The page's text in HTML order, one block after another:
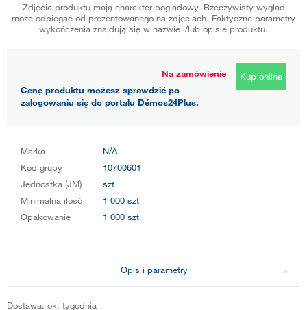
Zdjęcia produktu mają charakter poglądowy. Rzeczywisty wygląd
może odbiegać od prezentowanego na zdjęciach. Faktyczne parametry
wykończenia znajdują się w nazwie i/lub opisie produktu.
Na zamówienie
Cenę produktu możesz sprawdzić po
zalogowaniu się do portalu Démos24Plus.
Kup online
Marka
N/A
Kod grupy
10700601
Jednostka (JM)
szt
Minimalna ilość
1 000 szt
Opakowanie
1 000 szt
Opis i parametry
Dostawa: ok. tygodnia